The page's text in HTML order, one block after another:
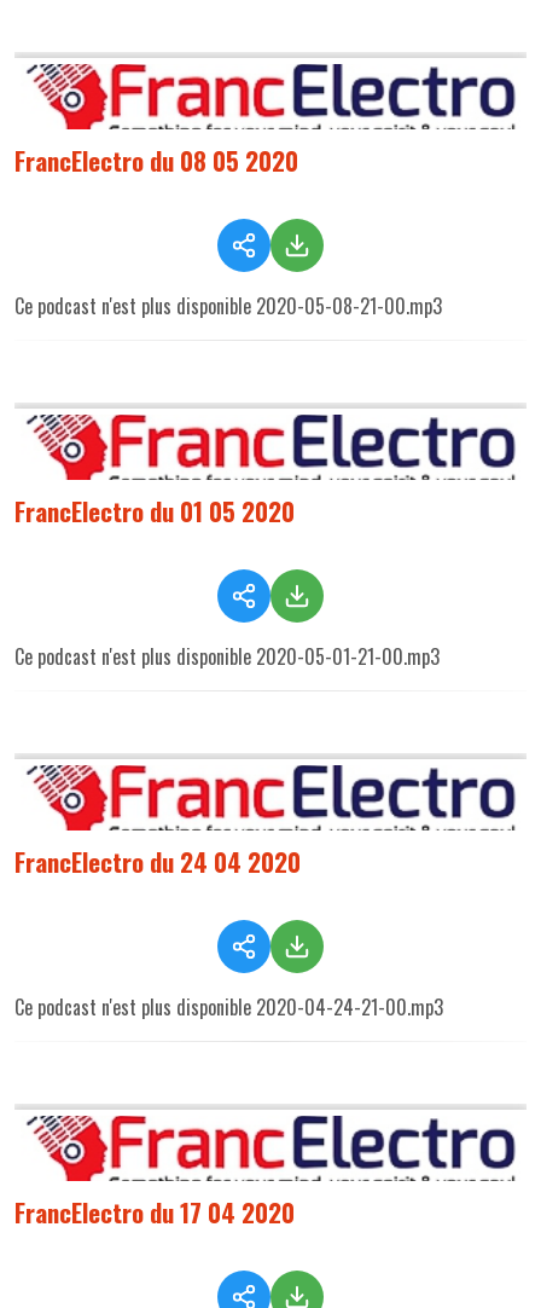
FrancElectro du 08 05 2020
Ce podcast n'est plus disponible 2020-05-08-21-00.mp3
FrancElectro du 01 05 2020
Ce podcast n'est plus disponible 2020-05-01-21-00.mp3
FrancElectro du 24 04 2020
Ce podcast n'est plus disponible 2020-04-24-21-00.mp3
FrancElectro du 17 04 2020